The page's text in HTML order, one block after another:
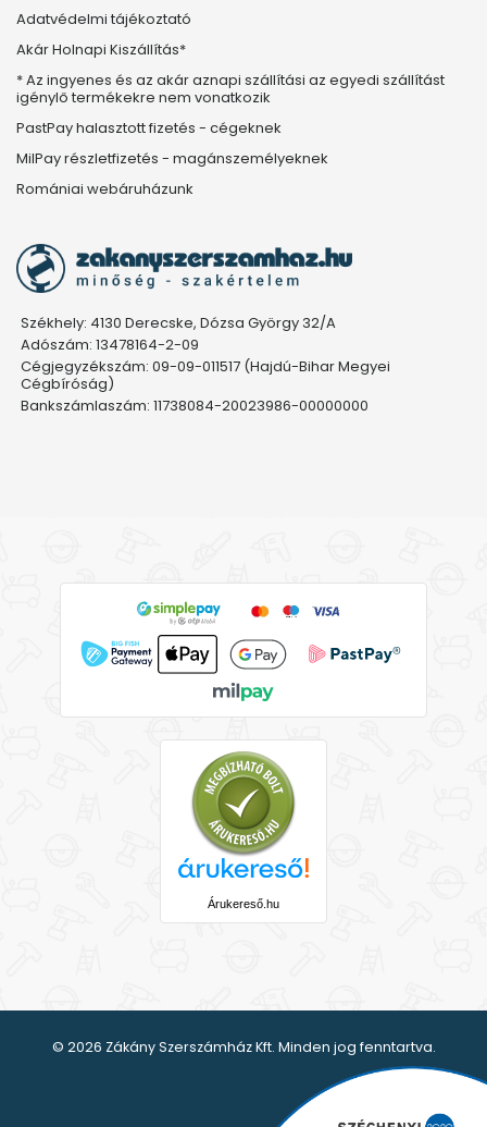
Adatvédelmi tájékoztató
Akár Holnapi Kiszállítás*
* Az ingyenes és az akár aznapi szállítási az egyedi szállítást
igénylő termékekre nem vonatkozik
PastPay halasztott fizetés - cégeknek
MilPay részletfizetés - magánszemélyeknek
Romániai webáruházunk
Székhely: 4130 Derecske, Dózsa György 32/A
Adószám: 13478164-2-09
Cégjegyzékszám: 09-09-011517 (Hajdú-Bihar Megyei
Cégbíróság)
Bankszámlaszám: 11738084-20023986-00000000
Árukereső.hu
© 2026 Zákány Szerszámház Kft. Minden jog fenntartva.